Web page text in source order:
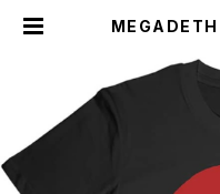
ツ バンドＴ
ク mgd-03